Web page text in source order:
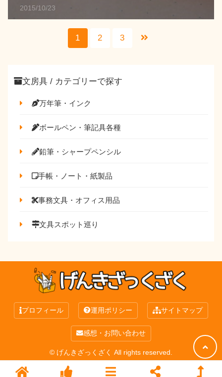
2015/10/23
1 2 3
文房具 / カテゴリーで探す
万年筆・インク
ボールペン・筆記具各種
鉛筆・シャープペンシル
手帳・ノート・紙製品
事務文具・オフィス用品
文具スポット巡り
プロフィール 運用ポリシー サイトマップ
感想・お問い合わせ
© げんきざっくざく All rights reserved.